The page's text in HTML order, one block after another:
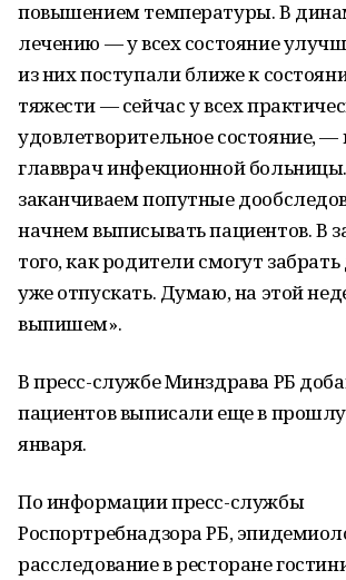
повышением температуры. В
лечению — у всех состояние
из них поступали ближе к
тяжести — сейчас у всех
удовлетворительное состояние, —
главврач инфекционной
заканчиваем попутные
начнем выписывать пациентов. В
того, как родители смогут
уже отпускать. Думаю, на этой
выпишем».
В пресс-службе Минздрава РБ
пациентов выписали еще в
января.
По информации пресс-службы
Роспортребнадзора РБ,
расследование в ресторане